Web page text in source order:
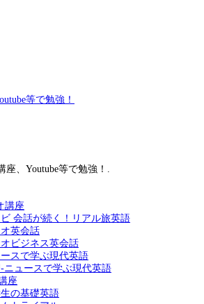
等で勉強！
、Youtube等で勉強！.
講座
会話が続く！リアル旅英語
英会話
ビジネス英会話
スで学ぶ現代英語
ニュースで学ぶ現代英語
座
の基礎英語